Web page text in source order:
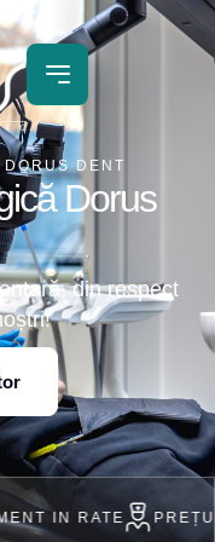
DENT
Dorus
din respect
PREȚURI